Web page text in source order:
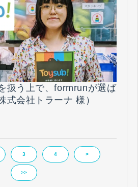
扱う上で、formrunが選ば
式会社トラーナ 様）
3 4 >
>>